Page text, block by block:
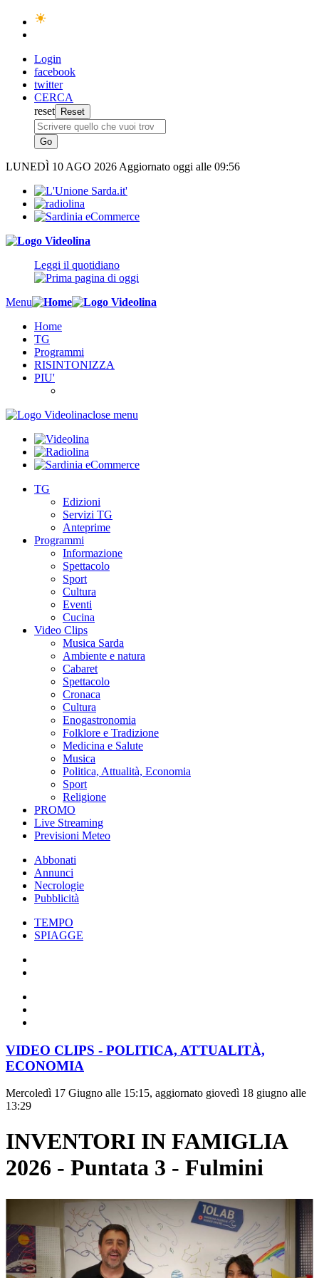
Login
facebook
twitter
CERCA
reset
LUNEDÌ 10 AGO 2026 Aggiornato oggi alle 09:56
Leggi il quotidiano
Menu
Home
TG
Programmi
RISINTONIZZA
PIU'
close menu
TG
Edizioni
Servizi TG
Anteprime
Programmi
Informazione
Spettacolo
Sport
Cultura
Eventi
Cucina
Video Clips
Musica Sarda
Ambiente e natura
Cabaret
Spettacolo
Cronaca
Cultura
Enogastronomia
Folklore e Tradizione
Medicina e Salute
Musica
Politica, Attualità, Economia
Sport
Religione
PROMO
Live Streaming
Previsioni Meteo
Abbonati
Annunci
Necrologie
Pubblicità
TEMPO
SPIAGGE
VIDEO CLIPS - POLITICA, ATTUALITÀ,
ECONOMIA
Mercoledì 17 Giugno alle 15:15, aggiornato giovedì 18 giugno alle
13:29
INVENTORI IN FAMIGLIA
2026 - Puntata 3 - Fulmini